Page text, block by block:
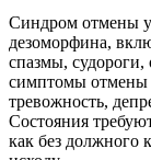
Синдром отмены у
дезоморфина,
спазмы, судороги,
симптомы отмены
тревожность,
Состояния
как без должного